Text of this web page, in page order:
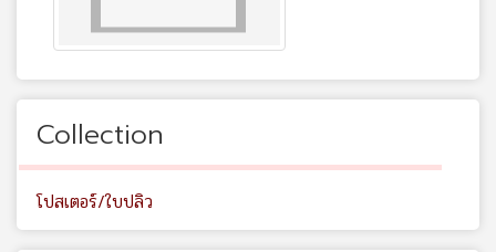
Collection
โปสเตอร์/ใบปลิว